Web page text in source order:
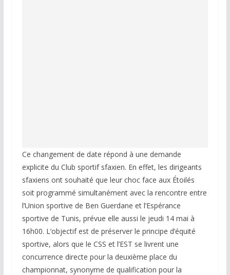
Ce changement de date répond à une demande
explicite du Club sportif sfaxien. En effet, les dirigeants
sfaxiens ont souhaité que leur choc face aux Étoilés
soit programmé simultanément avec la rencontre entre
l’Union sportive de Ben Guerdane et l’Espérance
sportive de Tunis, prévue elle aussi le jeudi 14 mai à
16h00. L’objectif est de préserver le principe d’équité
sportive, alors que le CSS et l’EST se livrent une
concurrence directe pour la deuxième place du
championnat, synonyme de qualification pour la